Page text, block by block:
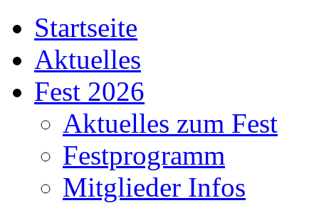
Startseite
Aktuelles
Fest 2026
Aktuelles zum Fest
Festprogramm
Mitglieder Infos